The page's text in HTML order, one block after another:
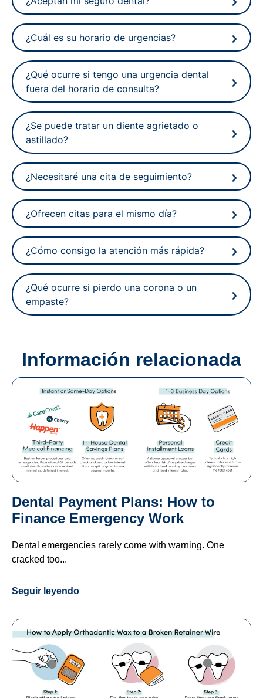
¿Cuál es su horario de urgencias?
¿Qué ocurre si tengo una urgencia dental
fuera del horario de consulta?
¿Se puede tratar un diente agrietado o
astillado?
¿Necesitaré una cita de seguimiento?
¿Ofrecen citas para el mismo día?
¿Cómo consigo la atención más rápida?
¿Qué ocurre si pierdo una corona o un
empaste?
Información relacionada
Dental Payment Plans: How to
Finance Emergency Work
Dental emergencies rarely come with warning. One
cracked too...
Seguir leyendo